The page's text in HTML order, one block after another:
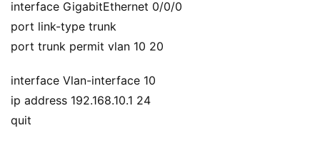
interface GigabitEthernet 0/0/0
port link-type trunk
port trunk permit vlan 10 20
interface Vlan-interface 10
ip address 192.168.10.1 24
quit